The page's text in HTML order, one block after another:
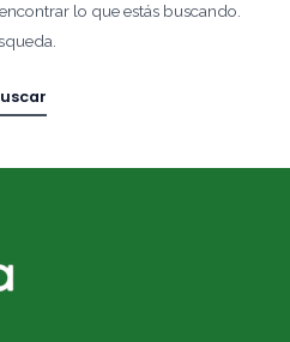
lo que estás buscando.